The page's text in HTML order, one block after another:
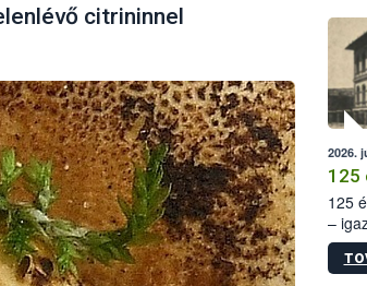
citrininnel
2026.
125
125
–
15.